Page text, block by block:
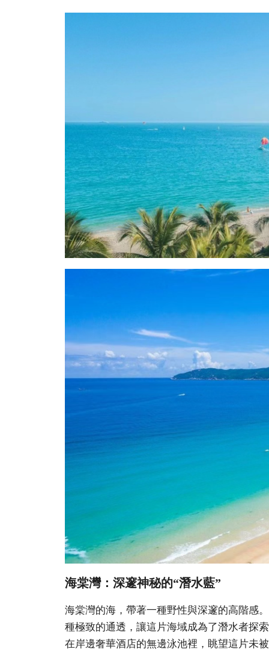
海棠灣：深邃神秘的“潛水藍”
海棠灣的海，帶著一種野性與深邃的高階感
種極致的通透，讓這片海域成為了潛水者探
在岸邊奢華酒店的無邊泳池裡，眺望這片未